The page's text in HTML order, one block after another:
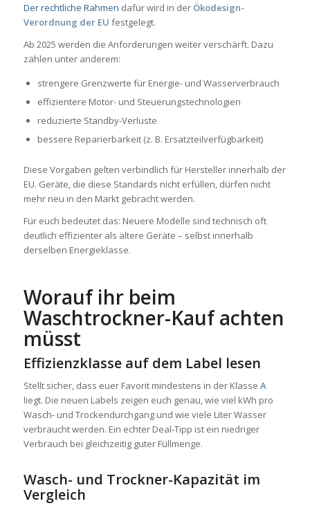
Der rechtliche Rahmen dafür wird in der Ökodesign-
Verordnung der EU festgelegt.
Ab 2025 werden die Anforderungen weiter verschärft. Dazu
zählen unter anderem:
strengere Grenzwerte für Energie- und Wasserverbrauch
effizientere Motor- und Steuerungstechnologien
reduzierte Standby-Verluste
bessere Reparierbarkeit (z. B. Ersatzteilverfügbarkeit)
Diese Vorgaben gelten verbindlich für Hersteller innerhalb der
EU. Geräte, die diese Standards nicht erfüllen, dürfen nicht
mehr neu in den Markt gebracht werden.
Für euch bedeutet das: Neuere Modelle sind technisch oft
deutlich effizienter als ältere Geräte – selbst innerhalb
derselben Energieklasse.
Worauf ihr beim
Waschtrockner-Kauf achten
müsst
Effizienzklasse auf dem Label lesen
Stellt sicher, dass euer Favorit mindestens in der Klasse A
liegt. Die neuen Labels zeigen euch genau, wie viel kWh pro
Wasch‑ und Trockendurchgang und wie viele Liter Wasser
verbraucht werden. Ein echter Deal‑Tipp ist ein niedriger
Verbrauch bei gleichzeitig guter Füllmenge.
Wasch- und Trockner-Kapazität im
Vergleich